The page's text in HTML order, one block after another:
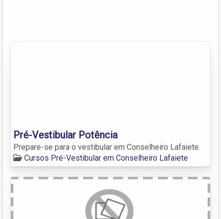
Pré-Vestibular Potência
Prepare-se para o vestibular em Conselheiro Lafaiete.
Cursos Pré-Vestibular em Conselheiro Lafaiete